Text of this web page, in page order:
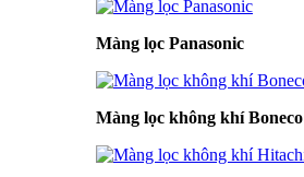
Màng lọc Panasonic
Màng lọc không khí Boneco